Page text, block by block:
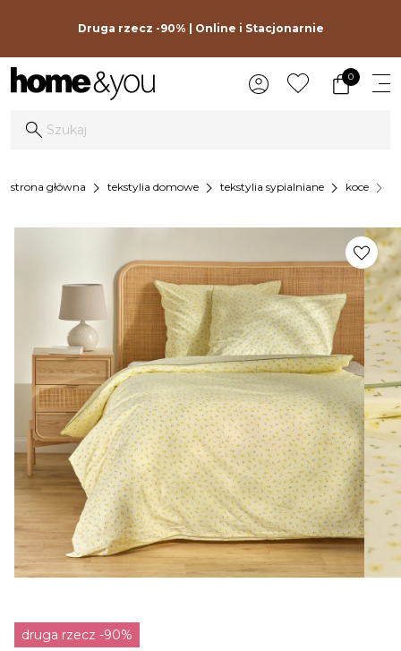
Druga rzecz -90% | Online i Stacjonarnie
0
strona główna chevron_right tekstylia domowe chevron_right tekstylia sypialniane chevron_right koce chevron_right
druga rzecz -90%
favorite